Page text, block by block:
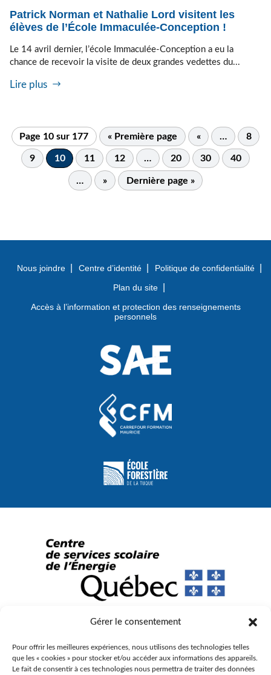
Gérer le consentement
Pour offrir les meilleures expériences, nous utilisons des technologies telles
que les « cookies » pour stocker et/ou accéder aux informations des appareils.
Le fait de consentir à ces technologies nous permettra de traiter des données
Patrick Norman et Nathalie Lord visitent les
élèves de l’École Immaculée-Conception !
Le 14 avril dernier, l’école Immaculée-Conception a eu la
chance de recevoir la visite de deux grandes vedettes du...
Lire plus
Page 10 sur 177 « Première page « … 8
9 10 11 12 … 20 30 40
… » Dernière page »
Nous joindre Centre d’identité
Politique de confidentialité
Plan du site
Accès à l’information et protection des renseignements
personnels
Agence Web :Triaxe